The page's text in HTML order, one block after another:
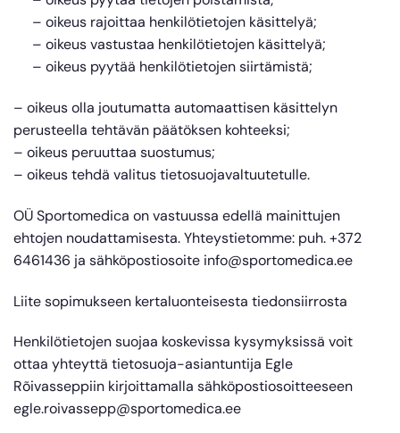
– oikeus rajoittaa henkilötietojen käsittelyä;
– oikeus vastustaa henkilötietojen käsittelyä;
– oikeus pyytää henkilötietojen siirtämistä;
– oikeus olla joutumatta automaattisen käsittelyn
perusteella tehtävän päätöksen kohteeksi;
– oikeus peruuttaa suostumus;
– oikeus tehdä valitus tietosuojavaltuutetulle.
OÜ Sportomedica on vastuussa edellä mainittujen
ehtojen noudattamisesta. Yhteystietomme: puh. +372
6461436 ja sähköpostiosoite info@sportomedica.ee
Liite sopimukseen kertaluonteisesta tiedonsiirrosta
Henkilötietojen suojaa koskevissa kysymyksissä voit
ottaa yhteyttä tietosuoja-asiantuntija Egle
Rõivasseppiin kirjoittamalla sähköpostiosoitteeseen
egle.roivassepp@sportomedica.ee